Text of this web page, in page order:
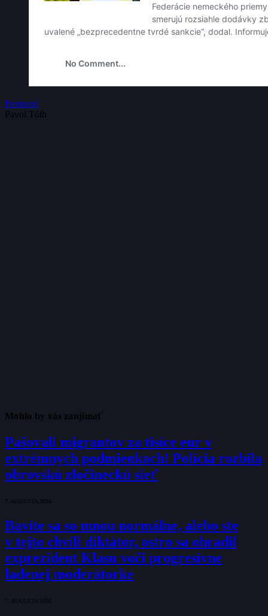
Featured
Pavol Tóth
Mohlo by vás zaujímať
Pašovali migrantov za tisíce eur v
extrémnych podmienkach! Polícia rozbila
obrovskú zločineckú sieť
7. AUGUSTA 2026
Bavíte sa so mnou normálne, alebo ste
v tejto chvíli diktátor, ostro sa ohradil
exprezident Klasu voči progresívne
ladenej moderátorke
7. AUGUSTA 2026